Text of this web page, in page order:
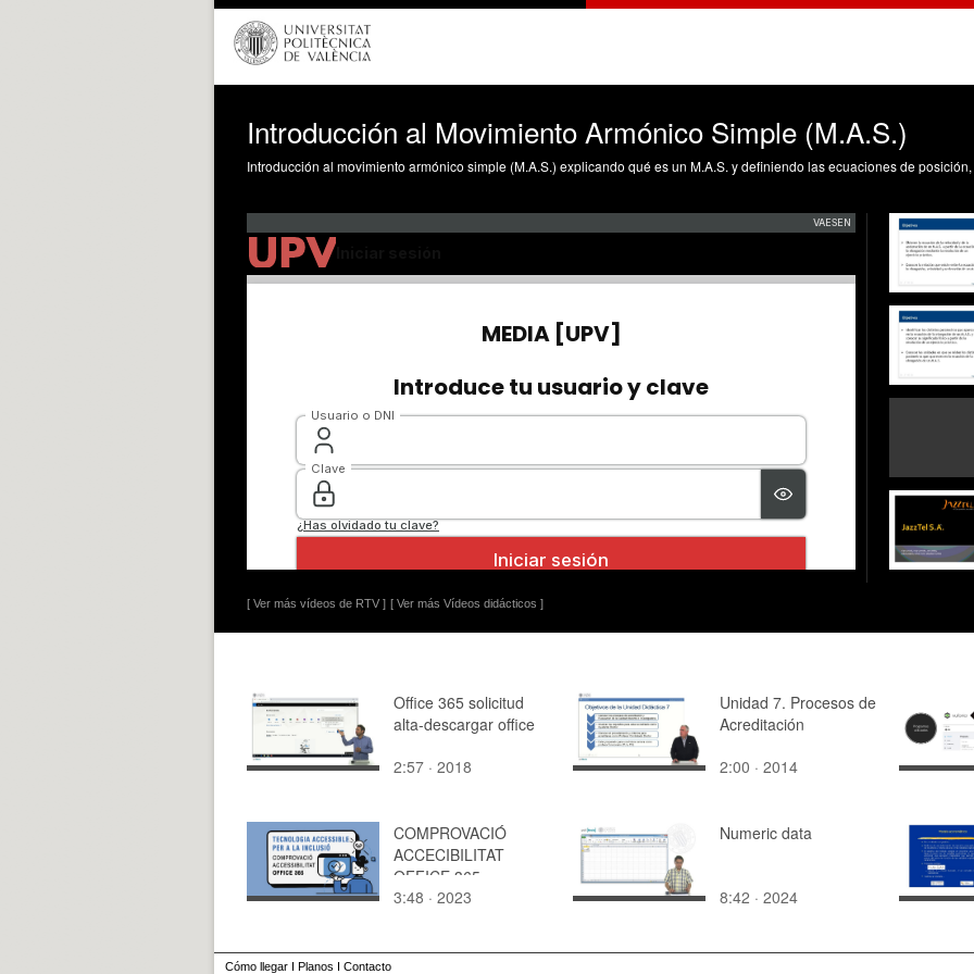
Introducción al Movimiento Armónico Simple (M.A.S.)
[ Ver más vídeos de RTV ] [ Ver más Vídeos didácticos ]
Office 365 solicitud
alta-descargar office
2:57 · 2018
Unidad 7. Procesos de
Acreditación
2:00 · 2014
COMPROVACIÓ
ACCECIBILITAT
OFFICE 365
3:48 · 2023
Numeric data
8:42 · 2024
Cómo llegar I Planos I Contacto